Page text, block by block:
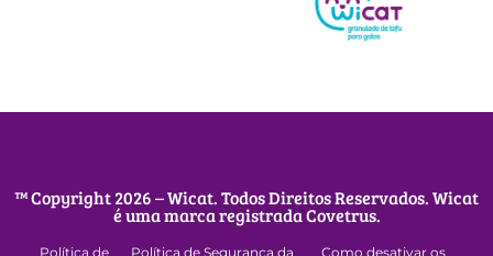
™ Copyright 2026 – Wicat. Todos Direitos Reservados. Wicat
é uma marca registrada Covetrus.
Política de Política de Segurança da Como desativar os